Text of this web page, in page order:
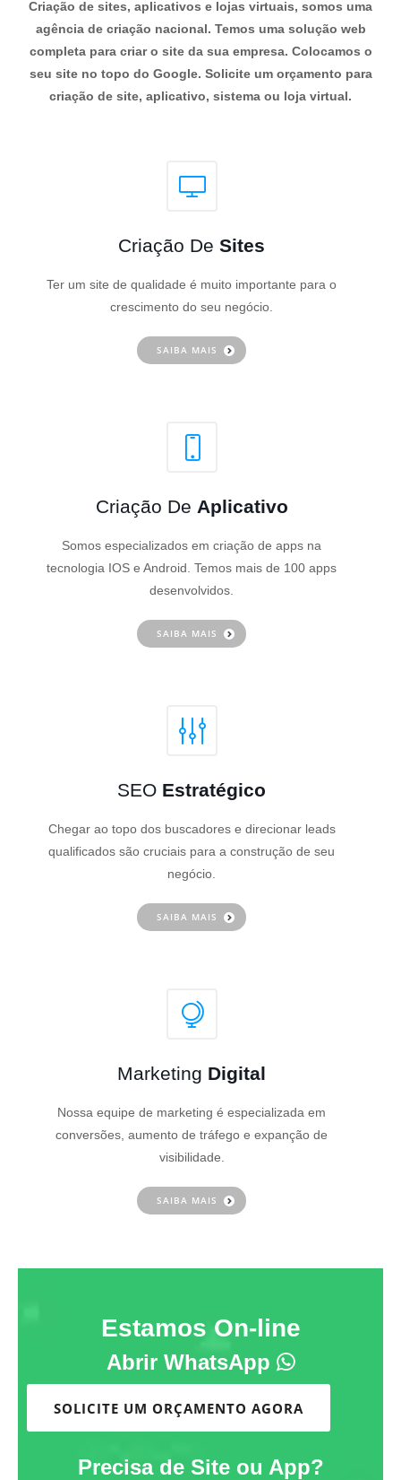
Criação de sites, aplicativos e lojas virtuais, somos uma
agência de criação nacional. Temos uma solução web
completa para criar o site da sua empresa. Colocamos o
seu site no topo do Google. Solicite um orçamento para
criação de site, aplicativo, sistema ou loja virtual.
Criação De Sites
Ter um site de qualidade é muito importante para o
crescimento do seu negócio.
SAIBA MAIS
Criação De Aplicativo
Somos especializados em criação de apps na
tecnologia IOS e Android. Temos mais de 100 apps
desenvolvidos.
SAIBA MAIS
SEO Estratégico
Chegar ao topo dos buscadores e direcionar leads
qualificados são cruciais para a construção de seu
negócio.
SAIBA MAIS
Marketing Digital
Nossa equipe de marketing é especializada em
conversões, aumento de tráfego e expanção de
visibilidade.
SAIBA MAIS
Estamos On-line
Abrir WhatsApp
SOLICITE UM ORÇAMENTO AGORA
Precisa de Site ou App?